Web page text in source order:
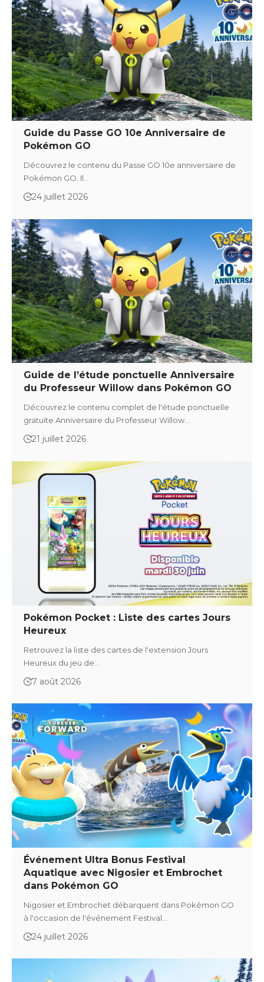
Guide du Passe GO 10e Anniversaire de
Pokémon GO
Découvrez le contenu du Passe GO 10e anniversaire de
Pokémon GO. Il…
24 juillet 2026
Guide de l’étude ponctuelle Anniversaire
du Professeur Willow dans Pokémon GO
Découvrez le contenu complet de l'étude ponctuelle
gratuite Anniversaire du Professeur Willow…
21 juillet 2026
Pokémon Pocket : Liste des cartes Jours
Heureux
Retrouvez la liste des cartes de l'extension Jours
Heureux du jeu de…
7 août 2026
Événement Ultra Bonus Festival
Aquatique avec Nigosier et Embrochet
dans Pokémon GO
Nigosier et Embrochet débarquent dans Pokémon GO
à l'occasion de l'événement Festival…
24 juillet 2026